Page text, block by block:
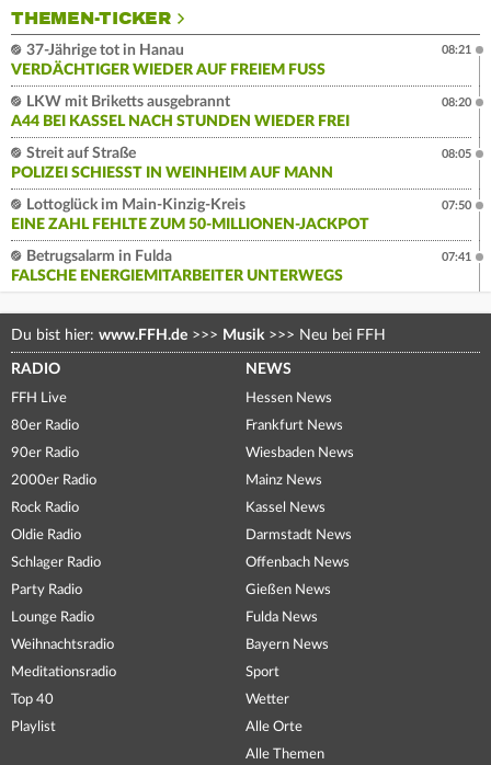
THEMEN-TICKER
37-Jährige tot in Hanau
VERDÄCHTIGER WIEDER AUF FREIEM FUSS
08:21
LKW mit Briketts ausgebrannt
A44 BEI KASSEL NACH STUNDEN WIEDER FREI
08:20
Streit auf Straße
POLIZEI SCHIESST IN WEINHEIM AUF MANN
08:05
Lottoglück im Main-Kinzig-Kreis
EINE ZAHL FEHLTE ZUM 50-MILLIONEN-JACKPOT
07:50
Betrugsalarm in Fulda
FALSCHE ENERGIEMITARBEITER UNTERWEGS
07:41
Du bist hier: www.FFH.de >>> Musik >>> Neu bei FFH
RADIO
FFH Live
80er Radio
90er Radio
2000er Radio
Rock Radio
Oldie Radio
Schlager Radio
Party Radio
Lounge Radio
Weihnachtsradio
Meditationsradio
Top 40
Playlist
NEWS
Hessen News
Frankfurt News
Wiesbaden News
Mainz News
Kassel News
Darmstadt News
Offenbach News
Gießen News
Fulda News
Bayern News
Sport
Wetter
Alle Orte
Alle Themen